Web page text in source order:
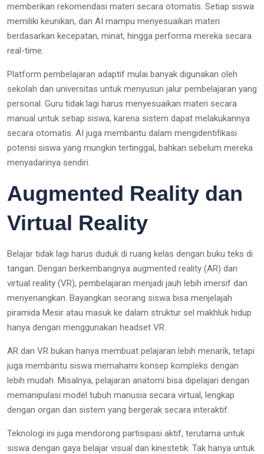
memberikan rekomendasi materi secara otomatis. Setiap siswa
memiliki keunikan, dan AI mampu menyesuaikan materi
berdasarkan kecepatan, minat, hingga performa mereka secara
real-time.
Platform pembelajaran adaptif mulai banyak digunakan oleh
sekolah dan universitas untuk menyusun jalur pembelajaran yang
personal. Guru tidak lagi harus menyesuaikan materi secara
manual untuk setiap siswa, karena sistem dapat melakukannya
secara otomatis. AI juga membantu dalam mengidentifikasi
potensi siswa yang mungkin tertinggal, bahkan sebelum mereka
menyadarinya sendiri.
Augmented Reality dan
Virtual Reality
Belajar tidak lagi harus duduk di ruang kelas dengan buku teks di
tangan. Dengan berkembangnya augmented reality (AR) dan
virtual reality (VR), pembelajaran menjadi jauh lebih imersif dan
menyenangkan. Bayangkan seorang siswa bisa menjelajah
piramida Mesir atau masuk ke dalam struktur sel makhluk hidup
hanya dengan menggunakan headset VR.
AR dan VR bukan hanya membuat pelajaran lebih menarik, tetapi
juga membantu siswa memahami konsep kompleks dengan
lebih mudah. Misalnya, pelajaran anatomi bisa dipelajari dengan
memanipulasi model tubuh manusia secara virtual, lengkap
dengan organ dan sistem yang bergerak secara interaktif.
Teknologi ini juga mendorong partisipasi aktif, terutama untuk
siswa dengan gaya belajar visual dan kinestetik. Tak hanya untuk